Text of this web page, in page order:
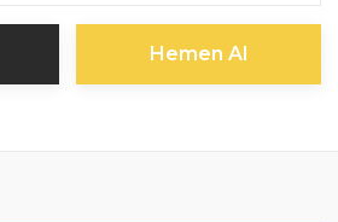
Hemen Al